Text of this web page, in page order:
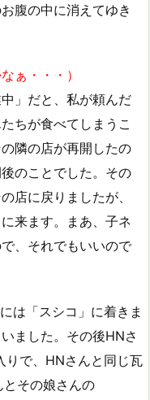
腹の中に消えてゆき
ぁ・・・）
」だと、私が頼んだ
ちが食べてしまうこ
隣の店が再開したの
のことでした。その
店に戻りましたが、
来ます。まあ、子ネ
、それでもいいので
は「スシコ」に着きま
ました。その後HNさ
りで、HNさんと同じ瓦
その娘さんの